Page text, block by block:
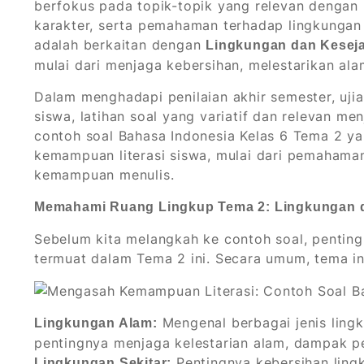
berfokus pada topik-topik yang relevan dengan
karakter, serta pemahaman terhadap
adalah berkaitan dengan Lingkungan dan
mulai dari menjaga kebersihan, melestarikan
Dalam menghadapi penilaian akhir semester,
siswa, latihan soal yang variatif dan relevan
contoh soal Bahasa Indonesia Kelas 6 Tema 2
kemampuan literasi siswa, mulai dari
kemampuan menulis.
Memahami Ruang Lingkup Tema 2: Lingkungan
Sebelum kita melangkah ke contoh soal,
termuat dalam Tema 2 ini. Secara umum, tema
Lingkungan Alam: Mengenal berbagai jenis
pentingnya menjaga kelestarian alam, dampak